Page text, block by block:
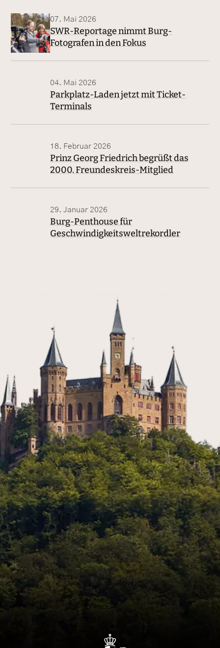
07. Mai 2026
SWR-Reportage nimmt Burg-
Fotografen in den Fokus
04. Mai 2026
Parkplatz-Laden jetzt mit Ticket-
Terminals
18. Februar 2026
Prinz Georg Friedrich begrüßt das
2000. Freundeskreis-Mitglied
29. Januar 2026
Burg-Penthouse für
Geschwindigkeitsweltrekordler